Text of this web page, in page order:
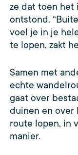
ze dat toen het
ontstond.
voel je in je
te lopen, zakt
Samen met
echte
gaat over
duinen en over
route lopen, in
manier.